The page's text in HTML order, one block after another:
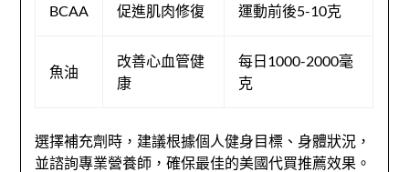
BCAA 促進肌肉修復 運動前後5-10克
魚油
改善心血管健
康
每日1000-2000毫
克
選擇補充劑時，建議根據個人健身目標、身體狀況，
並諮詢專業營養師，確保最佳的美國代買推薦效果。